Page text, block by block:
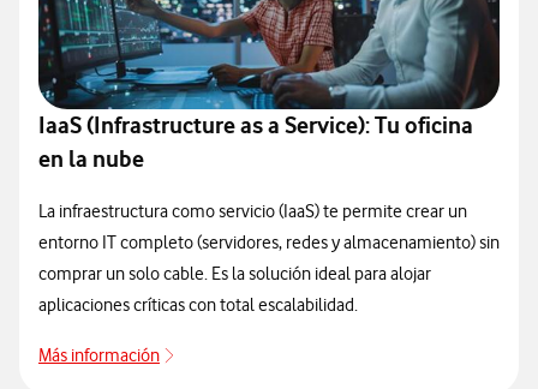
IaaS (Infrastructure as a Service): Tu oficina
en la nube
La infraestructura como servicio (IaaS) te permite crear un
entorno IT completo (servidores, redes y almacenamiento) sin
comprar un solo cable. Es la solución ideal para alojar
aplicaciones críticas con total escalabilidad.
Más información